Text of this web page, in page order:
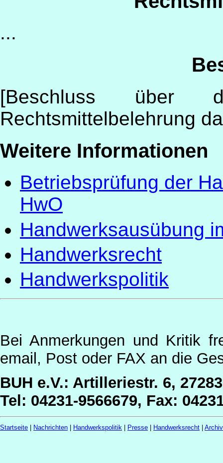
...
[Beschluss
Rechtsmittelbelehrung
Weitere Informationen
Betriebsprüfung der
HwO
Handwerksausübung
Handwerksrecht
Handwerkspolitik
Bei Anmerkungen und Kritik
email, Post oder FAX an die
BUH e.V.: Artilleriestr. 6,
Tel: 04231-9566679, Fax:
Startseite | Nachrichten | Handwerkspolitik | Presse | Handwerksrecht |